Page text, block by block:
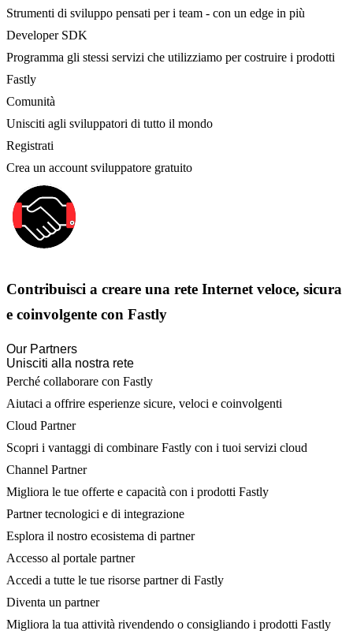
Strumenti di sviluppo pensati per i team - con un edge in più
Developer SDK
Programma gli stessi servizi che utilizziamo per costruire i prodotti
Fastly
Comunità
Unisciti agli sviluppatori di tutto il mondo
Registrati
Crea un account sviluppatore gratuito
Contribuisci a creare una rete Internet veloce, sicura
e coinvolgente con Fastly
Our Partners
Unisciti alla nostra rete
Perché collaborare con Fastly
Aiutaci a offrire esperienze sicure, veloci e coinvolgenti
Cloud Partner
Scopri i vantaggi di combinare Fastly con i tuoi servizi cloud
Channel Partner
Migliora le tue offerte e capacità con i prodotti Fastly
Partner tecnologici e di integrazione
Esplora il nostro ecosistema di partner
Accesso al portale partner
Accedi a tutte le tue risorse partner di Fastly
Diventa un partner
Migliora la tua attività rivendendo o consigliando i prodotti Fastly